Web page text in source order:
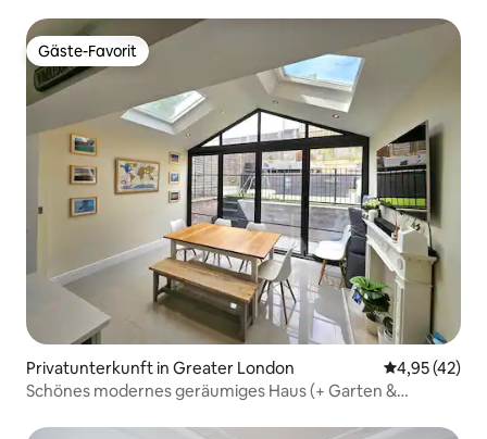
Gäste-Favorit
Gäste-Favorit
Privatunterkunft in Greater London
4,95 (42)
Schönes modernes geräumiges Haus (+ Garten &